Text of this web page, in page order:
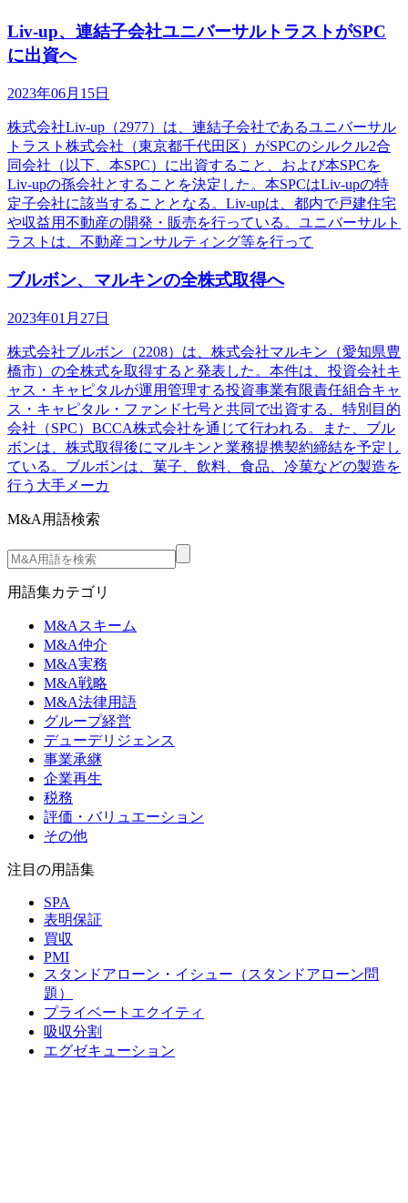
Liv-up、連結子会社ユニバーサルトラストがSPC
に出資へ
2023年06月15日
株式会社Liv-up（2977）は、連結子会社であるユニバーサル
トラスト株式会社（東京都千代田区）がSPCのシルクル2合
同会社（以下、本SPC）に出資すること、および本SPCを
Liv-upの孫会社とすることを決定した。本SPCはLiv-upの特
定子会社に該当することとなる。Liv-upは、都内で戸建住宅
や収益用不動産の開発・販売を行っている。ユニバーサルト
ラストは、不動産コンサルティング等を行って
ブルボン、マルキンの全株式取得へ
2023年01月27日
株式会社ブルボン（2208）は、株式会社マルキン（愛知県豊
橋市）の全株式を取得すると発表した。本件は、投資会社キ
ャス・キャピタルが運用管理する投資事業有限責任組合キャ
ス・キャピタル・ファンド七号と共同で出資する、特別目的
会社（SPC）BCCA株式会社を通じて行われる。また、ブル
ボンは、株式取得後にマルキンと業務提携契約締結を予定し
ている。ブルボンは、菓子、飲料、食品、冷菓などの製造を
行う大手メーカ
M&A用語検索
用語集カテゴリ
M&Aスキーム
M&A仲介
M&A実務
M&A戦略
M&A法律用語
グループ経営
デューデリジェンス
事業承継
企業再生
税務
評価・バリュエーション
その他
注目の用語集
SPA
表明保証
買収
PMI
スタンドアローン・イシュー（スタンドアローン問
題）
プライベートエクイティ
吸収分割
エグゼキューション